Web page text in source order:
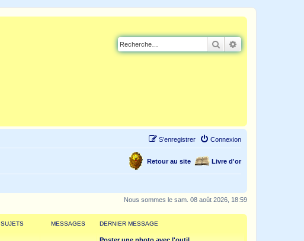
Rechercher
Connexion
S’enregistrer
Livre d'or
Retour au site
Nous sommes le sam. 08 août 2026, 18:59
SUJETS MESSAGES DERNIER MESSAGE
Poster une photo avec l'outil…